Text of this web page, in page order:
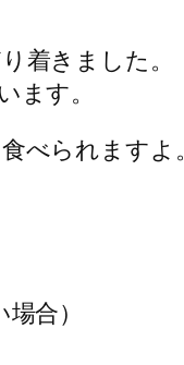
着きました。
す。
べられますよ。
合）